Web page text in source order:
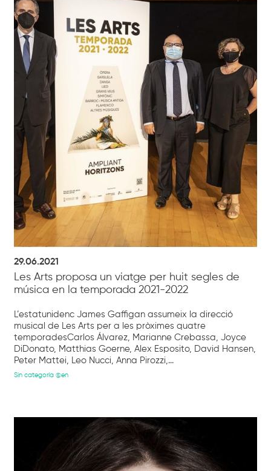
29.06.2021
Les Arts proposa un viatge per huit segles de
música en la temporada 2021-2022
L’estatunidenc James Gaffigan assumeix la direcció
musical de Les Arts per a les pròximes quatre
temporadesCarlos Álvarez, Marianne Crebassa, Joyce
DiDonato, Matthias Goerne, Alex Esposito, David Hansen,
Peter Mattei, Leo Nucci, Anna Pirozzi,...
Sin categoría @en